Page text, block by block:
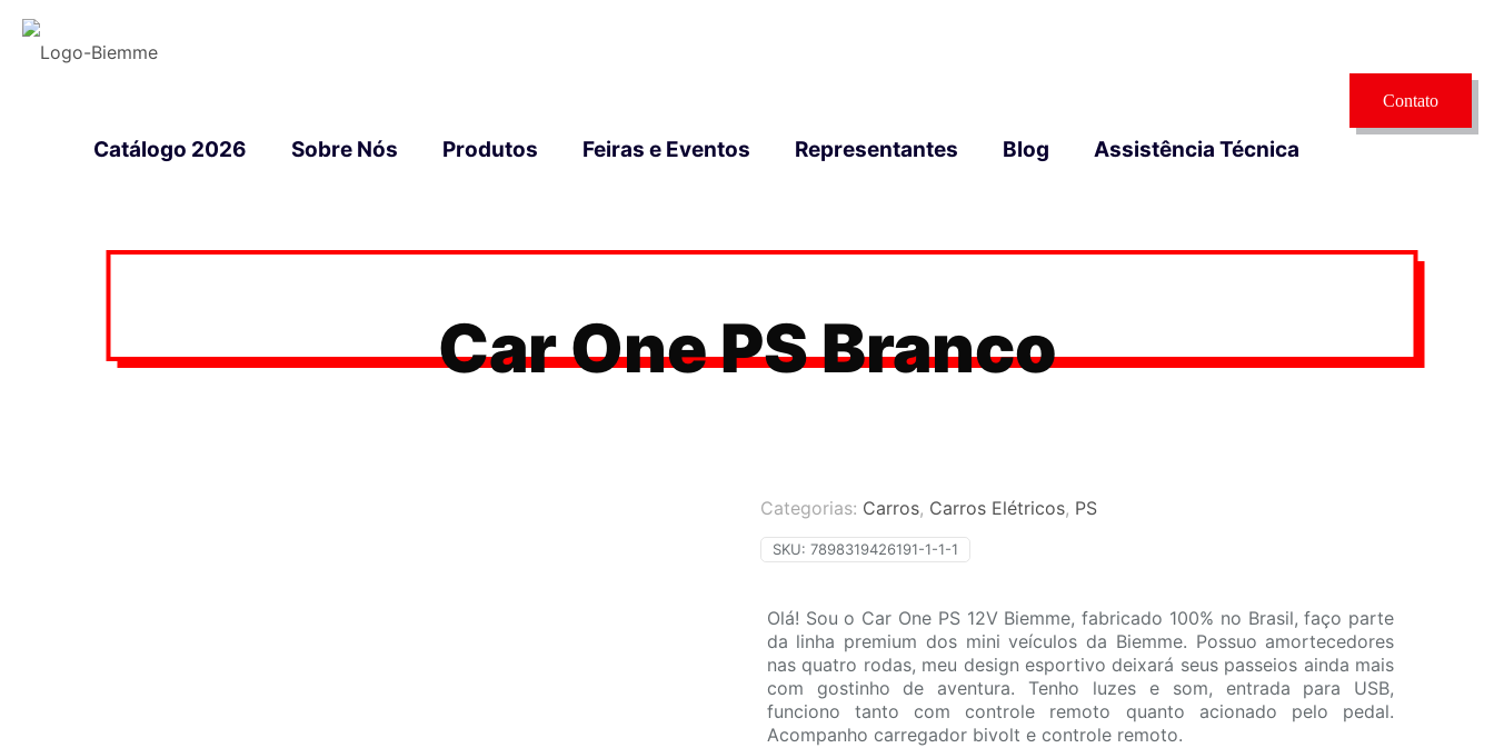
Catálogo 2026 Sobre Nós Produtos Feiras e Eventos Representantes Blog Assistência Técnica
Contato
Car One PS Branco
Categorias: Carros, Carros Elétricos, PS
SKU: 7898319426191-1-1-1
Olá! Sou o Car One PS 12V Biemme, fabricado 100% no Brasil, faço parte
da linha premium dos mini veículos da Biemme. Possuo amortecedores
nas quatro rodas, meu design esportivo deixará seus passeios ainda mais
com gostinho de aventura. Tenho luzes e som, entrada para USB,
funciono tanto com controle remoto quanto acionado pelo pedal.
Acompanho carregador bivolt e controle remoto.